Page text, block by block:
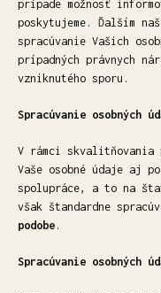
prípade možnosť
poskytujeme. Ďalším
spracúvanie Vašich
prípadných právnych
vzniknutého sporu.
Spracúvanie osobných
V rámci skvalitňovania
Vaše osobné údaje aj
spolupráce, a to na
však štandardne
podobe .
Spracúvanie osobných